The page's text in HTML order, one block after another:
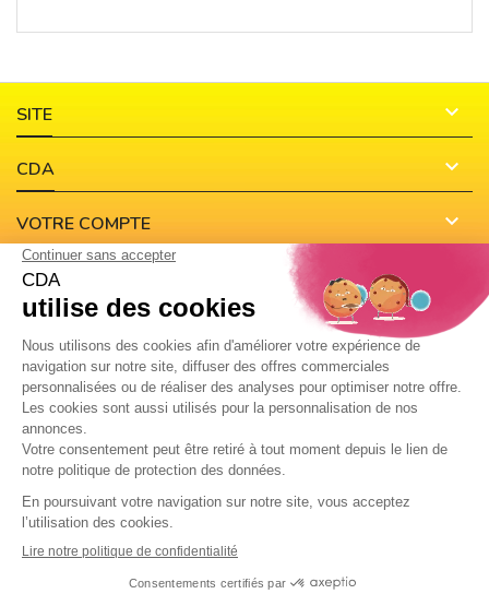
SITE 
CDA 
VOTRE COMPTE 
CONTACT